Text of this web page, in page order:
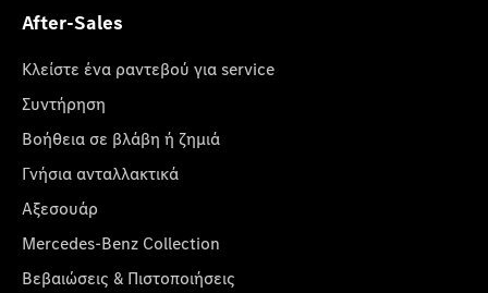
After-Sales
Κλείστε ένα ραντεβού για service
Συντήρηση
Βοήθεια σε βλάβη ή ζημιά
Γνήσια ανταλλακτικά
Αξεσουάρ
Mercedes-Benz Collection
Βεβαιώσεις & Πιστοποιήσεις